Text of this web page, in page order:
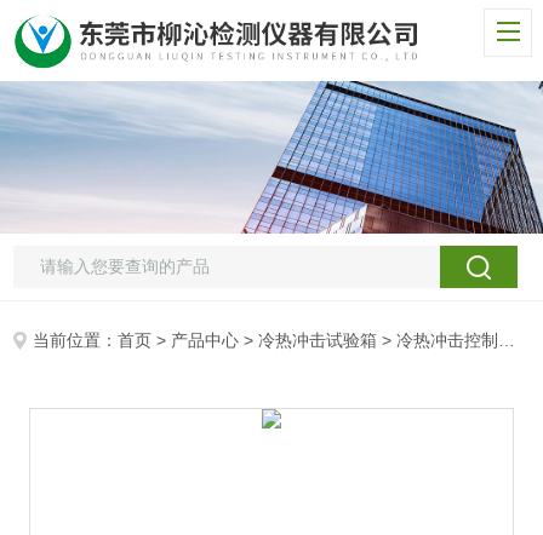
当前位置：首页 > 产品中心 >冷热冲击试验箱 >冷热冲击控制箱